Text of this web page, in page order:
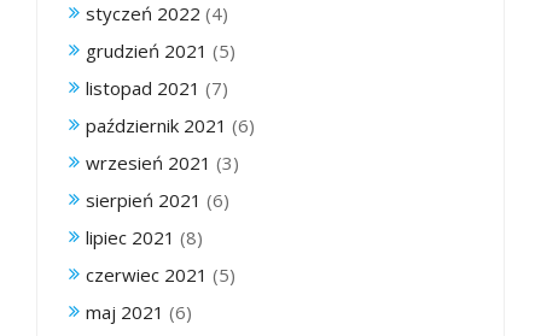
styczeń 2022 (4)
grudzień 2021 (5)
listopad 2021 (7)
październik 2021 (6)
wrzesień 2021 (3)
sierpień 2021 (6)
lipiec 2021 (8)
czerwiec 2021 (5)
maj 2021 (6)